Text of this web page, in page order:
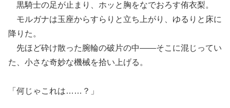
黒騎士の足が止まり、ホッと胸をなでおろす侑衣梨。
モルガナは玉座からすらりと立ち上がり、ゆるりと床に
降りた。
先ほど砕け散った腕輪の破片の中――そこに混じってい
た、小さな奇妙な機械を拾い上げる。
「何じゃこれは……？」